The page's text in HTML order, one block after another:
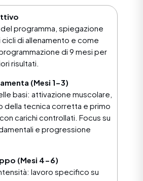
programma, spiegazione
di allenamento e come
di 9 mesi per
risultati.
(Mesi 1-3)
basi: attivazione muscolare,
della tecnica corretta e primo
carichi controllati. Focus su
e progressione
(Mesi 4-6)
lavoro specifico su